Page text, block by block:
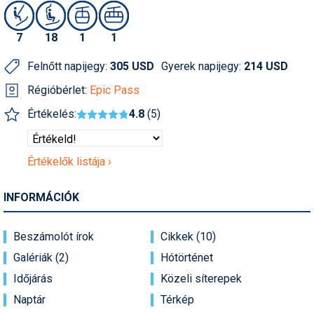
Humor
Hütte
Ingatlan
Interjúk
Könyvajánló
Magazinok
Munkavállalás
Olvasnivaló
7 18 1 1
Felnőtt napijegy: 305 USD Gyerek napijegy: 214 USD
Régióbérlet: Epic Pass
Értékelés:
4.8 (5)
Értékelők listája ›
INFORMÁCIÓK
Beszámolót írok
Cikkek (10)
Galériák (2)
Hótörténet
Időjárás
Közeli síterepek
Naptár
Térkép